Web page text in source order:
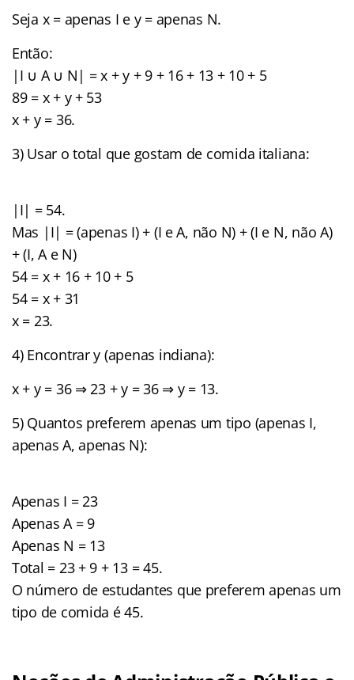
Seja x = apenas I e y = apenas N.
Então:
|I ∪ A ∪ N| = x + y + 9 + 16 + 13 + 10 + 5
89 = x + y + 53
x + y = 36.
3) Usar o total que gostam de comida italiana:
|I| = 54.
Mas |I| = (apenas I) + (I e A, não N) + (I e N, não A)
+ (I, A e N)
54 = x + 16 + 10 + 5
54 = x + 31
x = 23.
4) Encontrar y (apenas indiana):
x + y = 36 ⇒ 23 + y = 36 ⇒ y = 13.
5) Quantos preferem apenas um tipo (apenas I,
apenas A, apenas N):
Apenas I = 23
Apenas A = 9
Apenas N = 13
Total = 23 + 9 + 13 = 45.
O número de estudantes que preferem apenas um
tipo de comida é 45.